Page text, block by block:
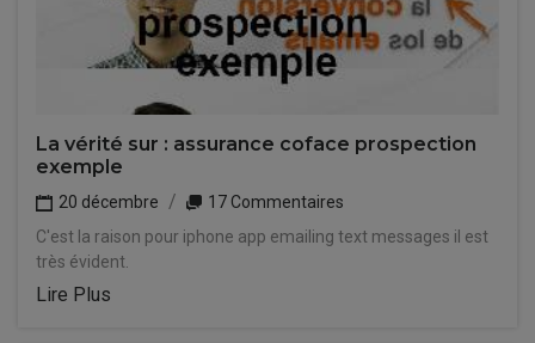
La vérité sur : assurance coface prospection
exemple
20 décembre
17 Commentaires
C'est la raison pour iphone app emailing text messages il est
très évident.
Lire Plus